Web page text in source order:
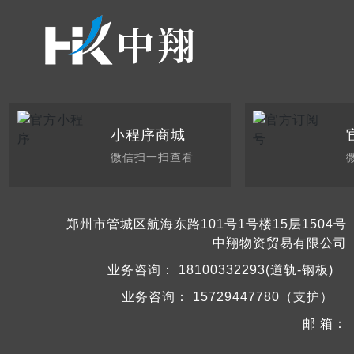
小程序商城
微信扫一扫查看
郑州市管城区航海东路101号1号楼15层1504号
中翔物资贸易有限公司
业务咨询：
18100332293(道轨-钢板)
业务咨询：
15729447780（支护）
邮 箱：